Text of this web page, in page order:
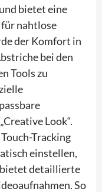
bietet eine
nahtlose
der Komfort in
bei den
Tools zu
Look“.
Tracking
einstellen,
bietet detaillierte
So